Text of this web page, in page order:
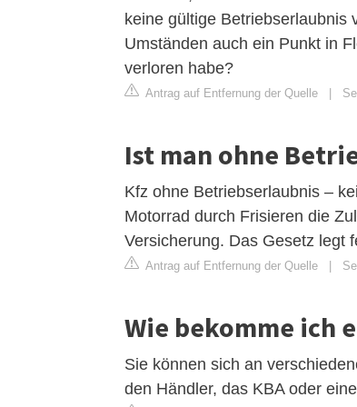
keine gültige Betriebserlaubnis
Umständen auch ein Punkt in
verloren habe?
Antrag auf Entfernung der Quelle |
Ist man ohne
Kfz ohne Betriebserlaubnis –
Motorrad durch Frisieren die
Versicherung. Das Gesetz legt
Antrag auf Entfernung der Quelle |
Wie bekomme ich
Sie können sich an
den Händler, das KBA oder